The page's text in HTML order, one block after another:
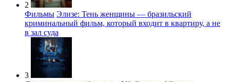
2
Фильмы Элизе: Тень женщины — бразильский
криминальный фильм, который входит в квартиру, а не
в зал суда
3